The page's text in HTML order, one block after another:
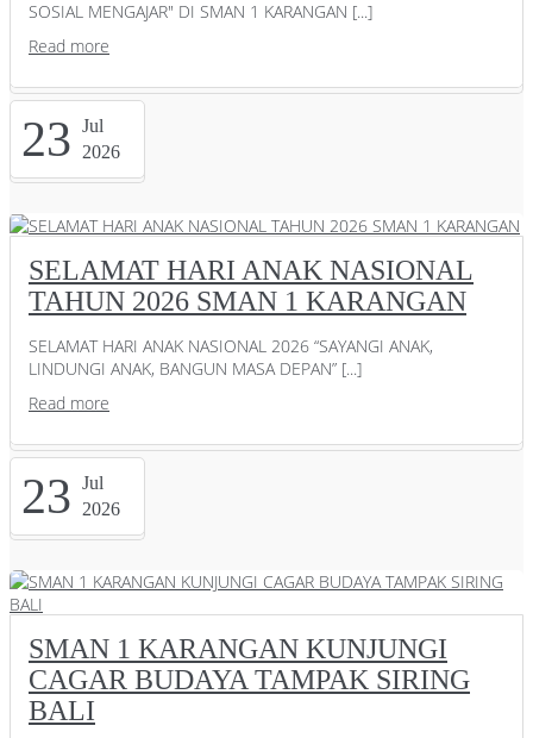
SOSIAL MENGAJAR" DI SMAN 1 KARANGAN [...]
Read more
23 Jul
2026
SELAMAT HARI ANAK NASIONAL
TAHUN 2026 SMAN 1 KARANGAN
SELAMAT HARI ANAK NASIONAL 2026 “SAYANGI ANAK,
LINDUNGI ANAK, BANGUN MASA DEPAN” [...]
Read more
23 Jul
2026
SMAN 1 KARANGAN KUNJUNGI
CAGAR BUDAYA TAMPAK SIRING
BALI